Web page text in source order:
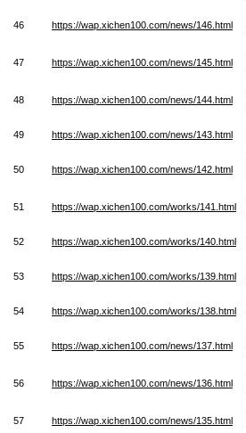
46 https://wap.xichen100.com/news/146.html
47 https://wap.xichen100.com/news/145.html
48 https://wap.xichen100.com/news/144.html
49 https://wap.xichen100.com/news/143.html
50 https://wap.xichen100.com/news/142.html
51 https://wap.xichen100.com/works/141.html
52 https://wap.xichen100.com/works/140.html
53 https://wap.xichen100.com/works/139.html
54 https://wap.xichen100.com/works/138.html
55 https://wap.xichen100.com/news/137.html
56 https://wap.xichen100.com/news/136.html
57 https://wap.xichen100.com/news/135.html